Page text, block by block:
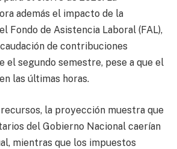
además el impacto de la
Fondo de Asistencia Laboral (FAL),
de contribuciones
el segundo semestre, pese a que el
las últimas horas.
la proyección muestra que
del Gobierno Nacional caerían
mientras que los impuestos